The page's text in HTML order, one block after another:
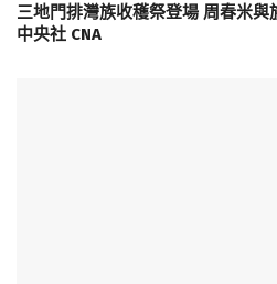
三地門排灣族收穫祭登場 周春米
中央社 CNA